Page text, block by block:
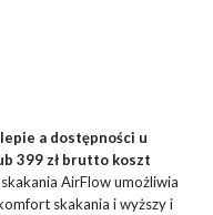
a dostępności u
399 zł brutto koszt
AirFlow umożliwia
skakania i wyższy i